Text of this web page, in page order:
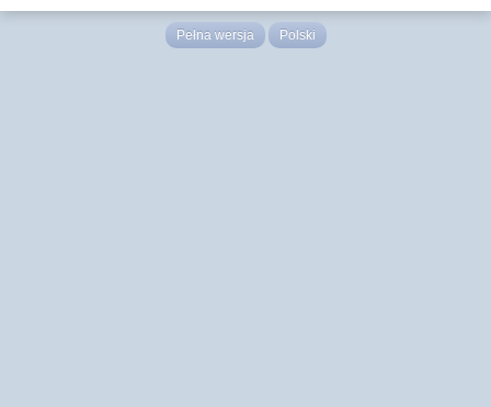
Pełna wersja Polski